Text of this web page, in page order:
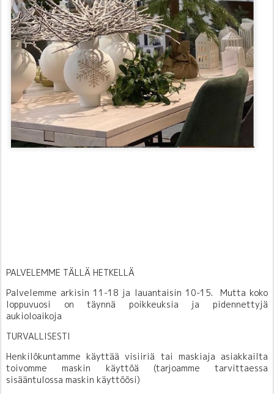
PALVELEMME TÄLLÄ HETKELLÄ
Palvelemme arkisin 11-18 ja lauantaisin 10-15. Mutta koko
loppuvuosi on täynnä poikkeuksia ja pidennettyjä
aukioloaikoja
TURVALLISESTI
Henkilökuntamme käyttää visiiriä tai maskiaja asiakkailta
toivomme maskin käyttöä (tarjoamme tarvittaessa
sisääntulossa maskin käyttöösi)